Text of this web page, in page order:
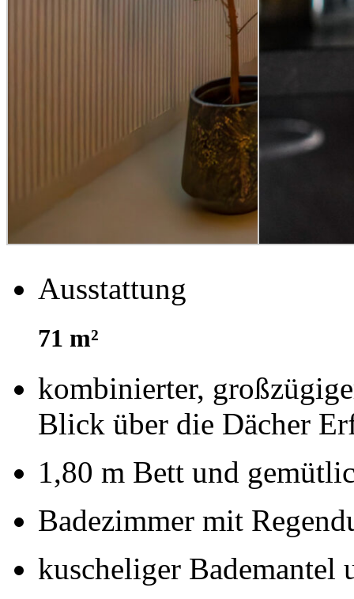
Ausstattung
71 m²
kombinierter,
Blick über die Dächer
1,80 m Bett und
Badezimmer mit
kuscheliger Bademantel